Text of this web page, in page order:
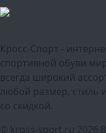
Кросс-Спорт -
спортивной обуви
всегда широкий
любой размер, стиль
со скидкой.
© kross-sport.ru
2026